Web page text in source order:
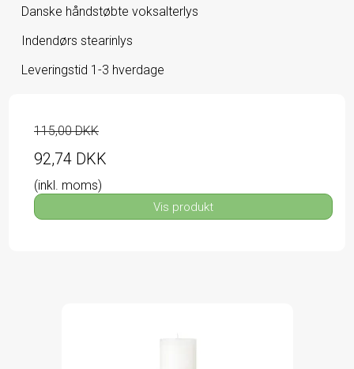
Danske håndstøbte voksalterlys
Indendørs stearinlys
Leveringstid 1-3 hverdage
115,00 DKK
92,74 DKK
(inkl. moms)
Vis produkt